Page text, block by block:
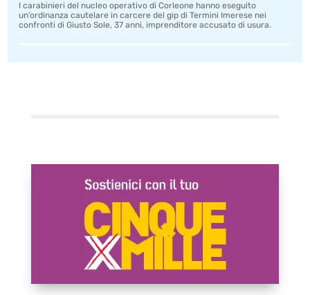
I carabinieri del nucleo operativo di Corleone hanno eseguito
un’ordinanza cautelare in carcere del gip di Termini Imerese nei
confronti di Giusto Sole, 37 anni, imprenditore accusato di usura.